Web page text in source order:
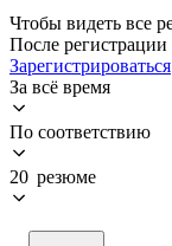
Чтобы видеть все
После
Зарегистрироваться
За всё время
По соответствию
20 резюме